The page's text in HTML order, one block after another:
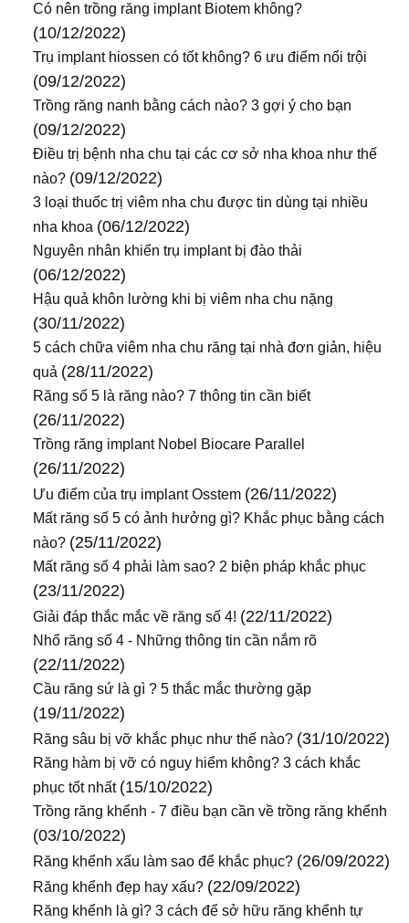
Có nên trồng răng implant Biotem không?
(10/12/2022)
Trụ implant hiossen có tốt không? 6 ưu điểm nổi trội
(09/12/2022)
Trồng răng nanh bằng cách nào? 3 gợi ý cho bạn
(09/12/2022)
Điều trị bệnh nha chu tại các cơ sở nha khoa như thế
nào? (09/12/2022)
3 loại thuốc trị viêm nha chu được tin dùng tại nhiều
nha khoa (06/12/2022)
Nguyên nhân khiến trụ implant bị đào thải
(06/12/2022)
Hậu quả khôn lường khi bị viêm nha chu nặng
(30/11/2022)
5 cách chữa viêm nha chu răng tại nhà đơn giản, hiệu
quả (28/11/2022)
Răng số 5 là răng nào? 7 thông tin cần biết
(26/11/2022)
Trồng răng implant Nobel Biocare Parallel
(26/11/2022)
Ưu điểm của trụ implant Osstem (26/11/2022)
Mất răng số 5 có ảnh hưởng gì? Khắc phục bằng cách
nào? (25/11/2022)
Mất răng số 4 phải làm sao? 2 biện pháp khắc phục
(23/11/2022)
Giải đáp thắc mắc về răng số 4! (22/11/2022)
Nhổ răng số 4 - Những thông tin cần nắm rõ
(22/11/2022)
Cầu răng sứ là gì ? 5 thắc mắc thường gặp
(19/11/2022)
Răng sâu bị vỡ khắc phục như thế nào? (31/10/2022)
Răng hàm bị vỡ có nguy hiểm không? 3 cách khắc
phục tốt nhất (15/10/2022)
Trồng răng khểnh - 7 điều bạn cần về trồng răng khểnh
(03/10/2022)
Răng khểnh xấu làm sao để khắc phục? (26/09/2022)
Răng khểnh đẹp hay xấu? (22/09/2022)
Răng khểnh là gì? 3 cách để sở hữu răng khểnh tự